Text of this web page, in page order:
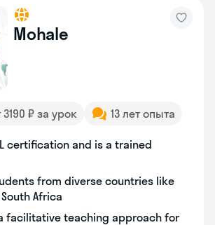
Mohale
3190 ₽ за урок 13 лет опыта
certification and is a trained
from diverse countries like
Africa
facilitative teaching approach for